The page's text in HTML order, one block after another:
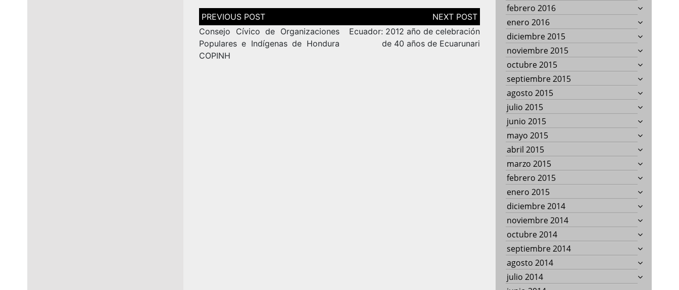
Navegación
de
entradas
Consejo Cívico de Organizaciones
Populares e Indígenas de Hondura
COPINH
Ecuador: 2012 año de celebración
de 40 años de Ecuarunari
febrero 2016
enero 2016
diciembre 2015
noviembre 2015
octubre 2015
septiembre 2015
agosto 2015
julio 2015
junio 2015
mayo 2015
abril 2015
marzo 2015
febrero 2015
enero 2015
diciembre 2014
noviembre 2014
octubre 2014
septiembre 2014
agosto 2014
julio 2014